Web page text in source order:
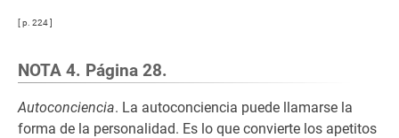
[ p. 224 ]
NOTA 4. Página 28.
Autoconciencia. La autoconciencia puede llamarse la
forma de la personalidad. Es lo que convierte los apetitos